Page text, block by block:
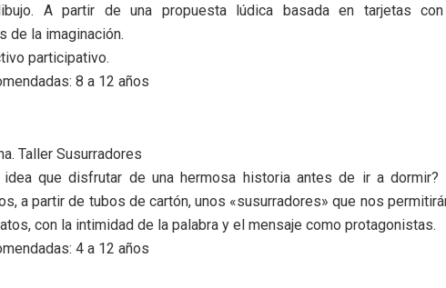
A partir de una propuesta lúdica basada en tarjetas
de la imaginación.
participativo.
8 a 12 años
Taller Susurradores
idea que disfrutar de una hermosa historia antes de ir a dormir?
a partir de tubos de cartón, unos «susurradores» que nos
con la intimidad de la palabra y el mensaje como protagonistas.
4 a 12 años